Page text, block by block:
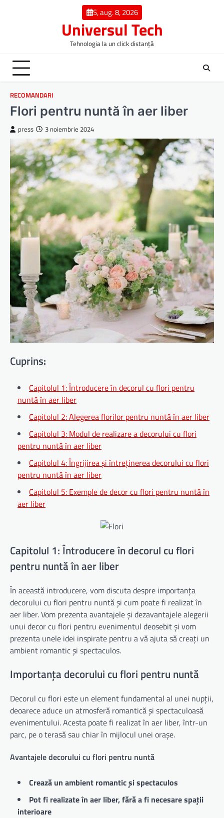
S, aug. 8, 2026
Universul Tech
Tehnologia la un click distanță
RECOMANDARI
Flori pentru nuntă în aer liber
press 3 noiembrie 2024
Cuprins:
Capitolul 1: Întroducere în decorul cu flori pentru
nuntă în aer liber
Capitolul 2: Alegerea florilor pentru nuntă în aer liber
Capitolul 3: Modul de realizare a decorului cu flori
pentru nuntă în aer liber
Capitolul 4: Îngrijirea și întreținerea decorului cu flori
pentru nuntă în aer liber
Capitolul 5: Exemple de decor cu flori pentru nuntă în
aer liber
Capitolul 1: Întroducere în decorul cu flori
pentru nuntă în aer liber
În această introducere, vom discuta despre importanța
decorului cu flori pentru nuntă și cum poate fi realizat în
aer liber. Vom prezenta avantajele și dezavantajele alegerii
unui decor cu flori pentru evenimentul deosebit și vom
prezenta unele idei inspirate pentru a vă ajuta să creați un
ambient romantic și spectaculos.
Importanța decorului cu flori pentru nuntă
Decorul cu flori este un element fundamental al unei nupții,
deoarece aduce un atmosferă romantică și spectaculoasă
evenimentului. Acesta poate fi realizat în aer liber, într-un
parc, pe o terasă sau chiar în mijlocul unei orașe.
Avantajele decorului cu flori pentru nuntă
Crează un ambient romantic și spectaculos
Pot fi realizate în aer liber, fără a fi necesare spații
interioare